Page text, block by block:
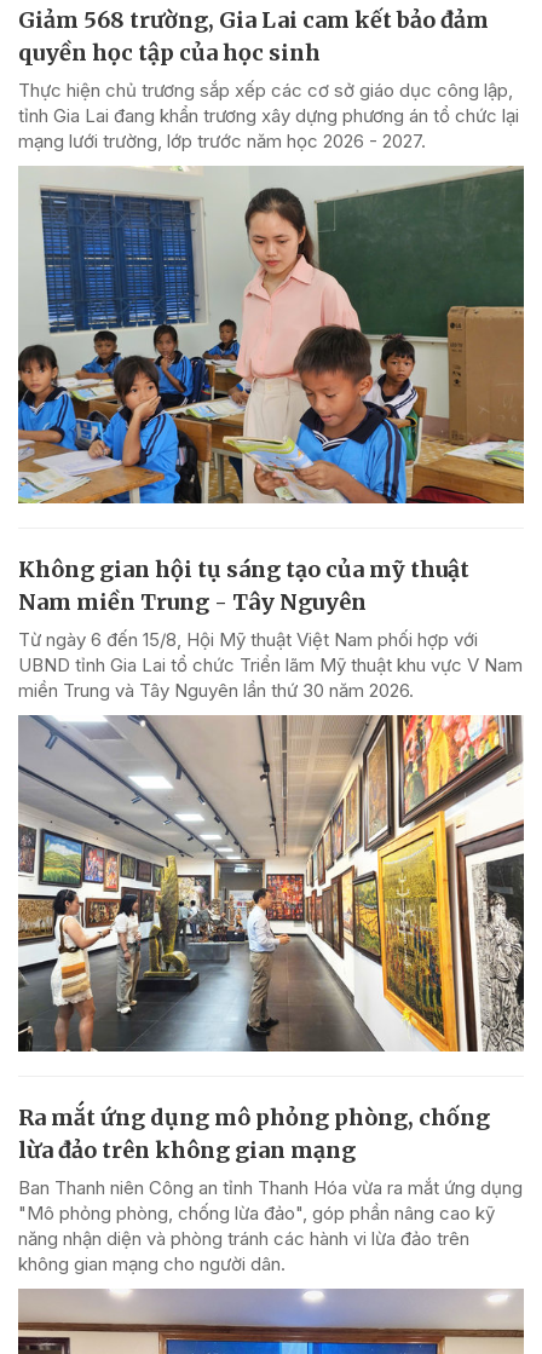
Giảm 568 trường, Gia Lai cam kết bảo đảm
quyền học tập của học sinh
Thực hiện chủ trương sắp xếp các cơ sở giáo dục công lập,
tỉnh Gia Lai đang khẩn trương xây dựng phương án tổ chức lại
mạng lưới trường, lớp trước năm học 2026 - 2027.
Không gian hội tụ sáng tạo của mỹ thuật
Nam miền Trung - Tây Nguyên
Từ ngày 6 đến 15/8, Hội Mỹ thuật Việt Nam phối hợp với
UBND tỉnh Gia Lai tổ chức Triển lãm Mỹ thuật khu vực V Nam
miền Trung và Tây Nguyên lần thứ 30 năm 2026.
Ra mắt ứng dụng mô phỏng phòng, chống
lừa đảo trên không gian mạng
Ban Thanh niên Công an tỉnh Thanh Hóa vừa ra mắt ứng dụng
"Mô phỏng phòng, chống lừa đảo", góp phần nâng cao kỹ
năng nhận diện và phòng tránh các hành vi lừa đảo trên
không gian mạng cho người dân.